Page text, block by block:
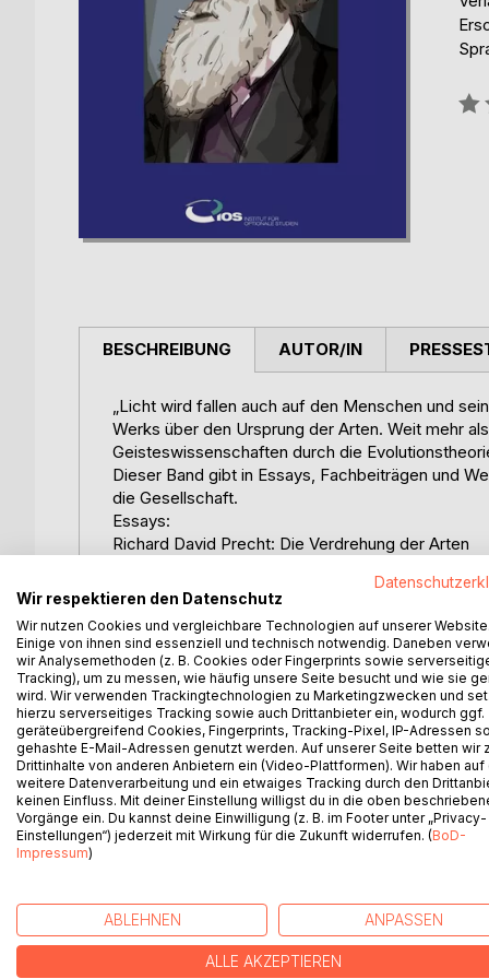
BESCHREIBUNG
„Licht wird fallen auch auf den Menschen und
Werks über den Ursprung der Arten. Weit mehr
Geisteswissenschaften durch die
Dieser Band gibt in Essays, Fachbeiträgen und
die Gesellschaft.
Essays:
Richard David Precht: Die Verdrehung der Arten
Bernhard Verbeek: Genom, Verhalten, Geist und
Einblicke in die Wissenschaften:
Eberhard Passarge: Darwin und die Medizin
Daniel Hoffmann: Darwin und die Bioinformatik
Eberhard Schmidt: Darwin und die Biologiedidaktik
Heiko Schulz: Darwin und die Theologie
Bernd Gräfrath: Darwin und die Ethik
Werkstücke:
Hans Werner Ingensiep: Darwin und die Freiheit
Ursula Renner: August Strindbergs
AUTOR/IN
WEITERE TITEL BEI
Wir respektieren den Datenschutz
Wir nutzen Cookies und vergleichbare Technologien auf unserer Website.
Einige von ihnen sind essenziell und technisch notwendig. Daneben
wir Analysemethoden (z. B. Cookies oder Fingerprints sowie
Tracking), um zu messen, wie häufig unsere Seite besucht und wie sie
wird. Wir verwenden Trackingtechnologien zu Marketingzwecken und
hierzu serverseitiges Tracking sowie auch Drittanbieter ein, wodurch ggf.
geräteübergreifend Cookies, Fingerprints, Tracking-Pixel, IP-Adressen
gehashte E-Mail-Adressen genutzt werden. Auf unserer Seite betten wir
Drittinhalte von anderen Anbietern ein (Video-Plattformen). Wir haben auf
weitere Datenverarbeitung und ein etwaiges Tracking durch den
keinen Einfluss. Mit deiner Einstellung willigst du in die oben
Vorgänge ein. Du kannst deine Einwilligung (z. B. im Footer unter „Privacy-
Einstellungen“) jederzeit mit Wirkung für die Zukunft widerrufen. (BoD-
Impressum)
ABLEHNEN ANPASSEN
ALLE AKZEPTIEREN